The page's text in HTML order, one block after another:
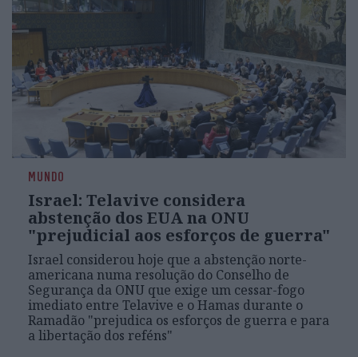
MUNDO
Israel: Telavive considera
abstenção dos EUA na ONU
"prejudicial aos esforços de guerra"
Israel considerou hoje que a abstenção norte-
americana numa resolução do Conselho de
Segurança da ONU que exige um cessar-fogo
imediato entre Telavive e o Hamas durante o
Ramadão "prejudica os esforços de guerra e para
a libertação dos reféns"